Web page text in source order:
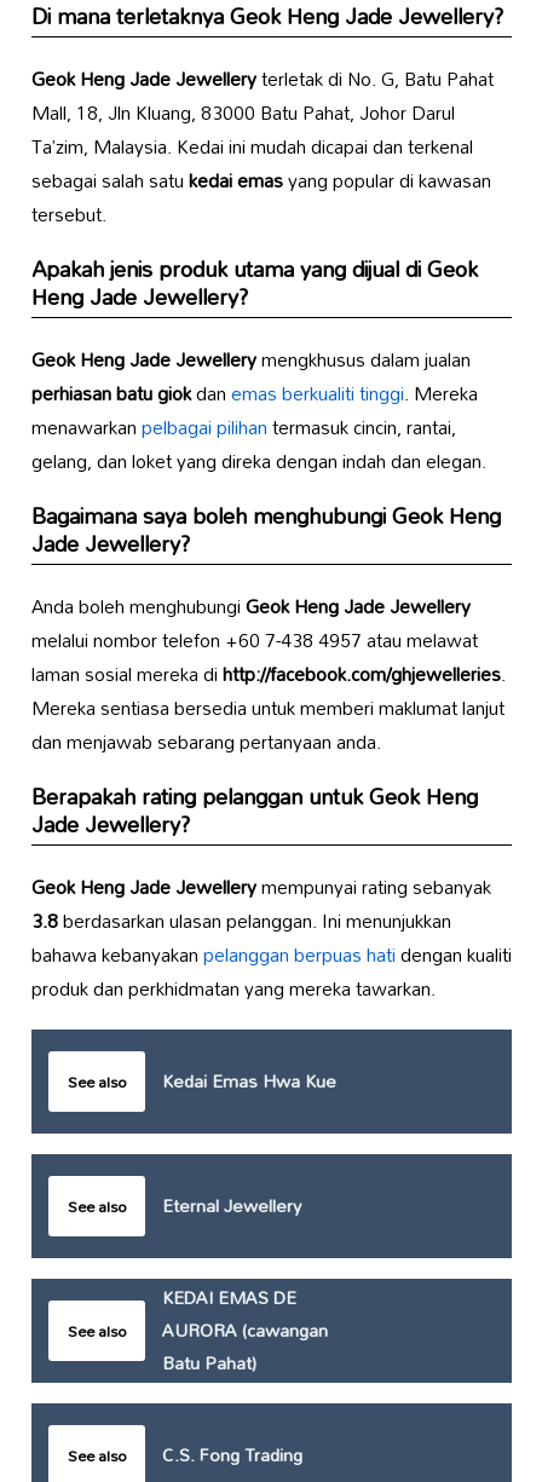
Di mana terletaknyaGeok Heng Jade Jewellery?
Geok Heng Jade Jewelleryterletak di No. G, Batu Pahat
Mall, 18, Jln Kluang, 83000 Batu Pahat, Johor Darul
Ta’zim, Malaysia. Kedai ini mudah dicapai dan terkenal
sebagai salah satukedai emasyang popular di kawasan
tersebut.
Apakah jenis produk utama yang dijual diGeok
Heng Jade Jewellery?
Geok Heng Jade Jewellerymengkhusus dalam jualan
perhiasan batu giokdanemas berkualiti tinggi. Mereka
menawarkanpelbagai pilihantermasuk cincin, rantai,
gelang, dan loket yang direka dengan indah dan elegan.
Bagaimana saya boleh menghubungiGeok Heng
Jade Jewellery?
Anda boleh menghubungiGeok Heng Jade Jewellery
melalui nombor telefon +60 7-438 4957 atau melawat
laman sosial mereka dihttp://facebook.com/ghjewelleries.
Mereka sentiasa bersedia untuk memberi maklumat lanjut
dan menjawab sebarang pertanyaan anda.
Berapakah rating pelanggan untukGeok Heng
Jade Jewellery?
Geok Heng Jade Jewellerymempunyai rating sebanyak
3.8berdasarkan ulasan pelanggan. Ini menunjukkan
bahawa kebanyakanpelanggan berpuas hatidengan kualiti
produk dan perkhidmatan yang mereka tawarkan.
See also Kedai Emas Hwa Kue
See also Eternal Jewellery
See also
KEDAI EMAS DE
AURORA (cawangan
Batu Pahat)
See also C.S. Fong Trading